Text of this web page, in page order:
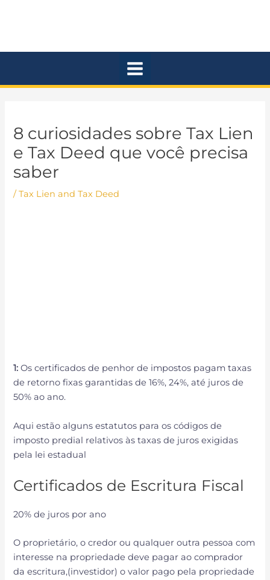
conteúdo
8 curiosidades sobre Tax Lien
e Tax Deed que você precisa
saber
/Tax Lien and Tax Deed
1: Os certificados de penhor de impostos pagam taxas
de retorno fixas garantidas de 16%, 24%, até juros de
50% ao ano.
Aqui estão alguns estatutos para os códigos de
imposto predial relativos às taxas de juros exigidas
pela lei estadual
Certificados de Escritura Fiscal
20% de juros por ano
O proprietário, o credor ou qualquer outra pessoa com
interesse na propriedade deve pagar ao comprador
da escritura,(investidor) o valor pago pela propriedade